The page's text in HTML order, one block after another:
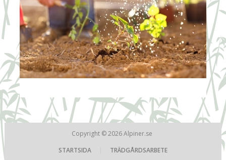
Copyright © 2026Alpiner.se
STARTSIDA
TRÄDGÅRDSARBETE